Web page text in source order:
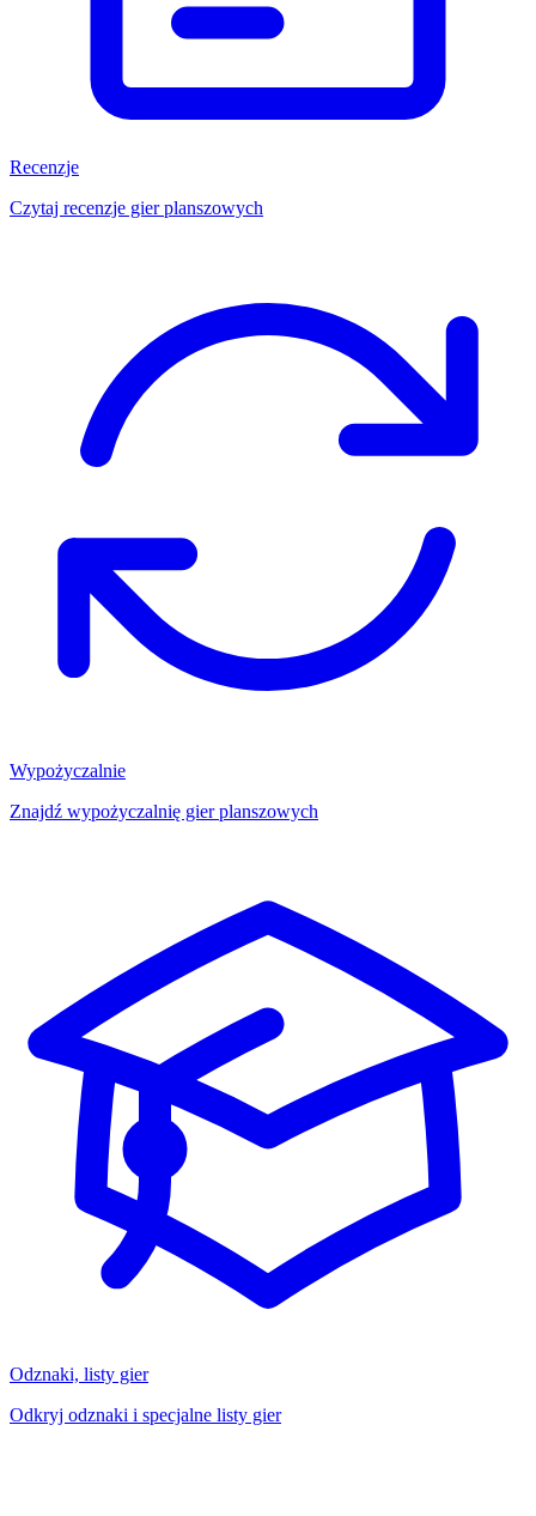
Recenzje
Czytaj recenzje gier planszowych
Wypożyczalnie
Znajdź wypożyczalnię gier planszowych
Odznaki, listy gier
Odkryj odznaki i specjalne listy gier